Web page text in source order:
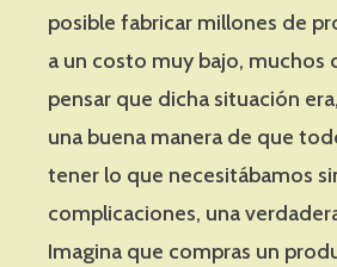
posible fabricar millones de
a un costo muy bajo, muchos
pensar que dicha situación
una buena manera de que
tener lo que necesitábamos
complicaciones, una
Imagina que compras un